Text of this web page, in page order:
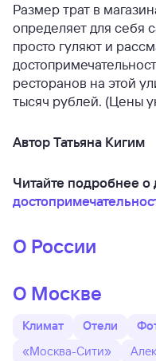
Размер трат в
определяет для себя
просто гуляют и
ресторанов на этой
тысяч рублей. (Цены
Автор Татьяна Кигим
Читайте подробнее о
О России
О Москве
Климат Отели
«Москва-Сити»